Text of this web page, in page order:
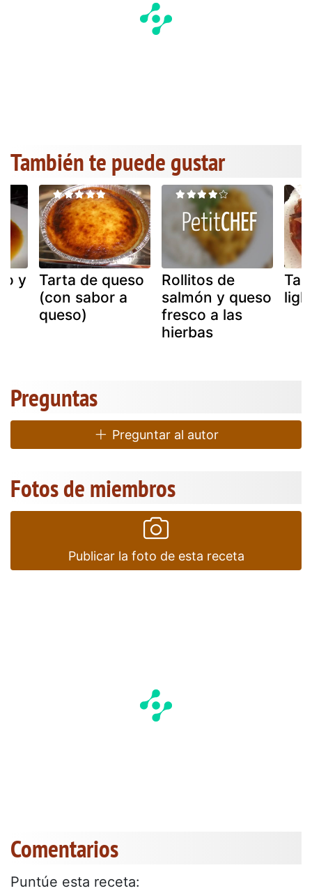
También te puede gustar
y
Tarta de queso
(con sabor a
queso)
Rollitos de
salmón y queso
fresco a las
hierbas
Preguntas
Preguntar al autor
Fotos de miembros
Publicar la foto de esta receta
Comentarios
Puntúe esta receta: